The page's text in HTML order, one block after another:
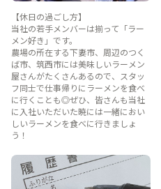
【休日の過ごし方】
当社の若手メンバーは揃って「ラー
メン好き」です。
農場の所在する下妻市、周辺のつく
ば市、筑西市には美味しいラーメン
屋さんがたくさんあるので、スタッ
フ同士で仕事帰りにラーメンを食べ
に行くことも◎ぜひ、皆さんも当社
に入社いただいた暁には一緒におい
しいラーメンを食べに行きましょ
う！